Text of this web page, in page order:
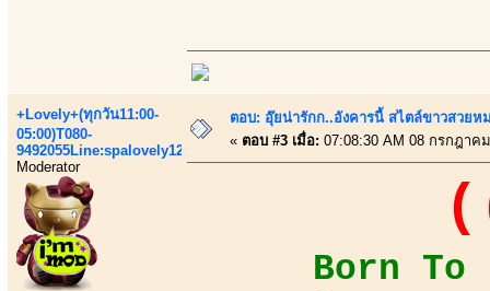
+Lovely+(ทุกวัน11:00-
05:00)T080-
9492055Line:spalovely123
Moderator
ตอบ: อุ๊ยน่ารักก..อังคารนี้ สไตล์ขาวสวยห
« ตอบ #3 เมื่อ: 07:08:30 AM 08 กรกฎาค
Born To